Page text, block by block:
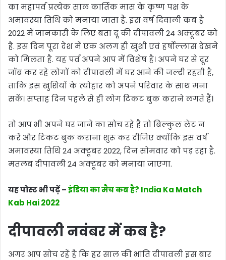
का महापर्व प्रत्येक साल कार्तिक मास के कृष्ण पक्ष के
अमावस्या तिथि को मनाया जाता है. इस वर्ष दिवाली कब है
2022 में जानकारी के लिए बता दू की दीपावली 24 अक्टूबर को
है. इस दिन पूरा देश में एक अलग ही खुशी एवं हर्षोल्लास देखने
को मिलता है. यह पर्व अपने आप में विशेष है। अपने घर से दूर
जॉब कर रहे लोगों को दीपावली में घर आने की जल्दी रहती है,
ताकि इस खुशियों के त्योहार को अपने परिवार के साथ मना
सकें। सप्ताह दिन पहले से ही लोग टिकट बुक कराने लगते हैं।
तो आप भी अपने घर जाने का सोच रहे है तो बिल्कुल लेट न
करें और टिकट बुक कराना शुरू कर दीजिए क्योंकि इस वर्ष
अमावस्या तिथि 24 अक्टूबर 2022, दिन सोमवार को पड़ रहा है.
मतलब दीपावली 24 अक्टूबर को मनाया जाएगा.
यह पोस्ट भी पढ़ें –इंडिया का मैच कब है? India Ka Match
Kab Hai 2022
दीपावली नवंबर में कब है?
अगर आप सोच रहें है कि हर साल की भांति दीपावली इस बार